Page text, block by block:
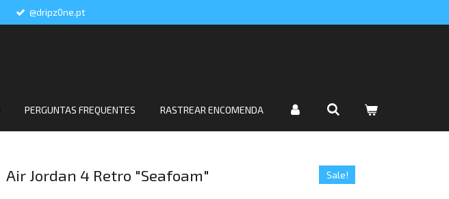
@dripz0ne.pt
PERGUNTAS FREQUENTES RASTREAR ENCOMENDA
Air Jordan 4 Retro "Seafoam" Sale!